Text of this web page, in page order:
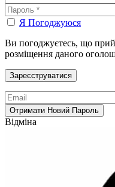
Я Погоджуюся
Ви погоджуєтесь, що
розміщення даного
Відміна